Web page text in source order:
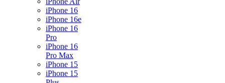
iPhone 16
iPhone 16e
iPhone 16
Pro
iPhone 16
Pro Max
iPhone 15
iPhone 15